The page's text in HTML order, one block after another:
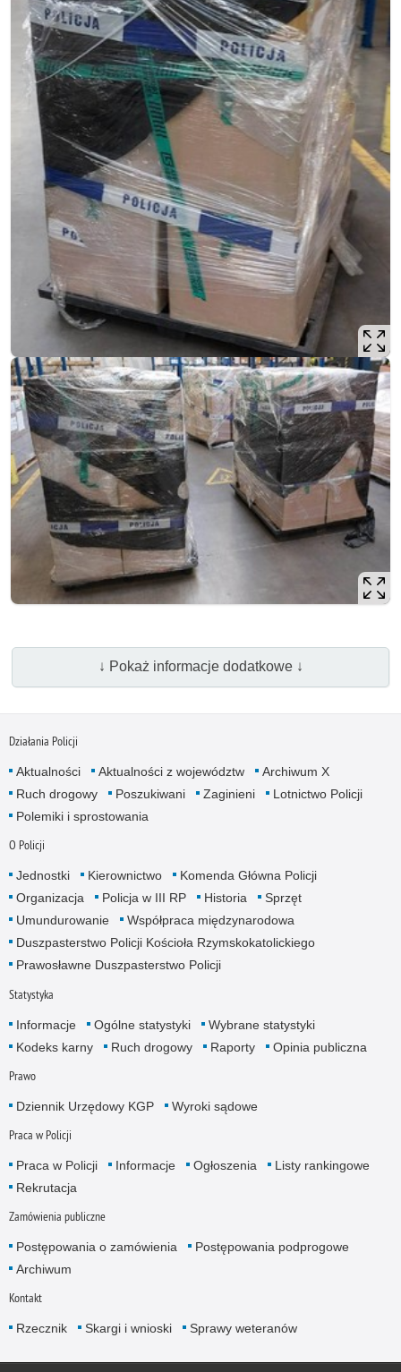
↓ Pokaż informacje dodatkowe ↓
Działania Policji
Aktualności Aktualności z województw
Archiwum X
Ruch drogowy
Poszukiwani Zaginieni
Lotnictwo Policji
Polemiki i sprostowania
O Policji
Jednostki Kierownictwo
Komenda Główna Policji
Organizacja
Policja w III RP Historia
Sprzęt
Umundurowanie
Współpraca międzynarodowa
Duszpasterstwo Policji Kościoła Rzymskokatolickiego
Prawosławne Duszpasterstwo Policji
Statystyka
Informacje Ogólne statystyki
Wybrane statystyki
Kodeks karny
Ruch drogowy Raporty Opinia publiczna
Prawo
Dziennik Urzędowy KGP Wyroki sądowe
Praca w Policji
Praca w Policji Informacje Ogłoszenia
Listy rankingowe
Rekrutacja
Zamówienia publiczne
Postępowania o zamówienia
Postępowania podprogowe
Archiwum
Kontakt
Rzecznik Skargi i wnioski Sprawy weteranów